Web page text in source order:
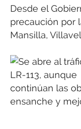
Desde el
precaución por
Mansilla,